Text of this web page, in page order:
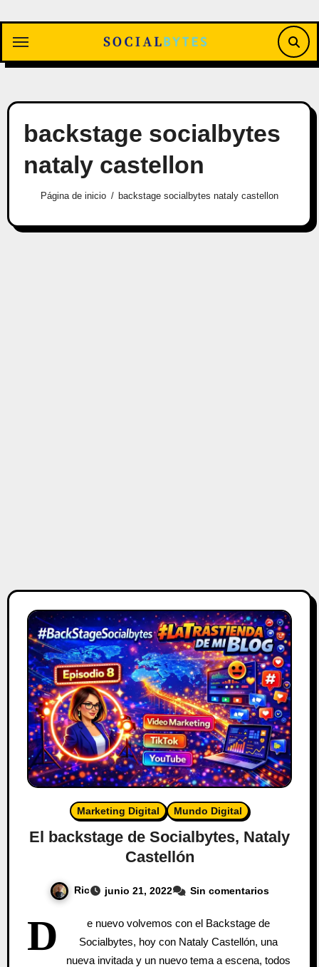
contenido
backstage socialbytes
nataly castellon
Página de inicio backstage socialbytes nataly castellon
Marketing Digital Mundo Digital
El backstage de Socialbytes, Nataly
Castellón
Ric junio 21, 2022 Sin comentarios
D
e nuevo volvemos con el Backstage de
Socialbytes, hoy con Nataly Castellón, una
nueva invitada y un nuevo tema a escena, todos